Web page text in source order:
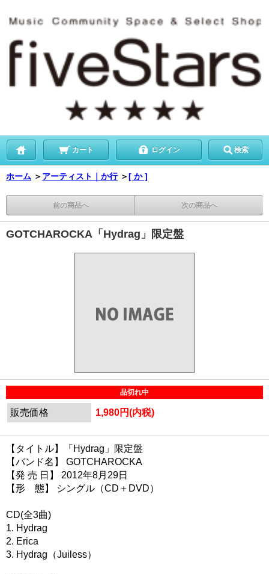
カート ログイン 検索
ホーム ＞ アーティスト｜か行 ＞[ か ]
前の商品へ 次の商品へ
GOTCHAROCKA「Hydrag」限定盤
品切れ中
販売価格 1,980円(内税)
【タイトル】「Hydrag」限定盤
【バンド名】 GOTCHAROCKA
【発 売 日】 2012年8月29日
【形 態】 シングル（CD＋DVD）
CD(全3曲)
1. Hydrag
2. Erica
3. Hydrag（Juiless）